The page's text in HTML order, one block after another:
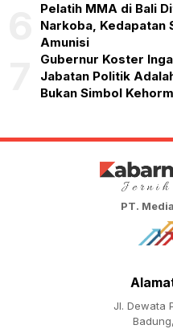
Pelatih MMA di Bali
Narkoba, Kedapatan
Amunisi
Gubernur Koster
Jabatan Politik
Bukan Simbol
PT.
Jl. Dewata